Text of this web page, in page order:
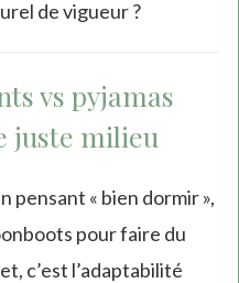
de vigueur ?
vs pyjamas
juste milieu
pensant « bien dormir »,
pour faire du
c’est l’adaptabilité